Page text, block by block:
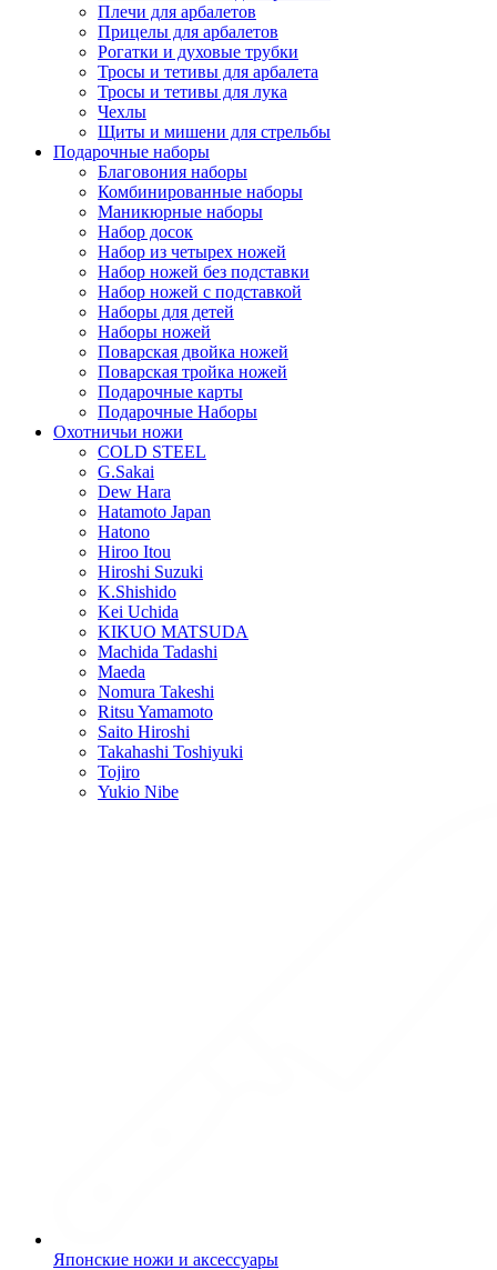
Плечи для арбалетов
Прицелы для арбалетов
Рогатки и духовые трубки
Тросы и тетивы для арбалета
Тросы и тетивы для лука
Чехлы
Щиты и мишени для стрельбы
Подарочные наборы
Благовония наборы
Комбинированные наборы
Маникюрные наборы
Набор досок
Набор из четырех ножей
Набор ножей без подставки
Набор ножей с подставкой
Наборы для детей
Наборы ножей
Поварская двойка ножей
Поварская тройка ножей
Подарочные карты
Подарочные Наборы
Охотничьи ножи
COLD STEEL
G.Sakai
Dew Hara
Hatamoto Japan
Hatono
Hiroo Itou
Hiroshi Suzuki
K.Shishido
Kei Uchida
KIKUO MATSUDA
Machida Tadashi
Maeda
Nomura Takeshi
Ritsu Yamamoto
Saito Hiroshi
Takahashi Toshiyuki
Tojiro
Yukio Nibe
Японские ножи и аксессуары